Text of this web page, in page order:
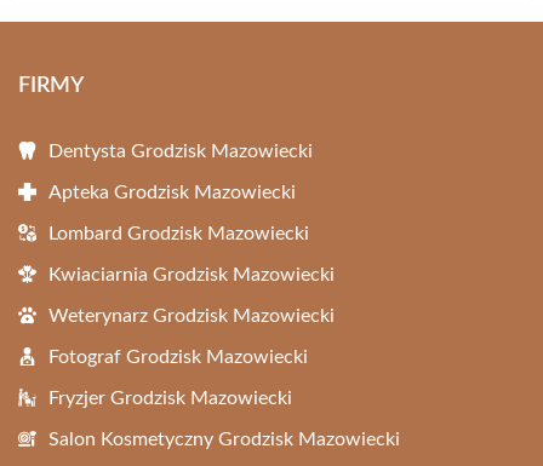
FIRMY
Dentysta Grodzisk Mazowiecki
Apteka Grodzisk Mazowiecki
Lombard Grodzisk Mazowiecki
Kwiaciarnia Grodzisk Mazowiecki
Weterynarz Grodzisk Mazowiecki
Fotograf Grodzisk Mazowiecki
Fryzjer Grodzisk Mazowiecki
Salon Kosmetyczny Grodzisk Mazowiecki